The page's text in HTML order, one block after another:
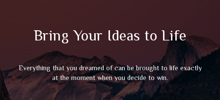
Bring Your Ideas to Life
Everything that you dreamed of can be brought to life exactly
at the moment when you decide to win.